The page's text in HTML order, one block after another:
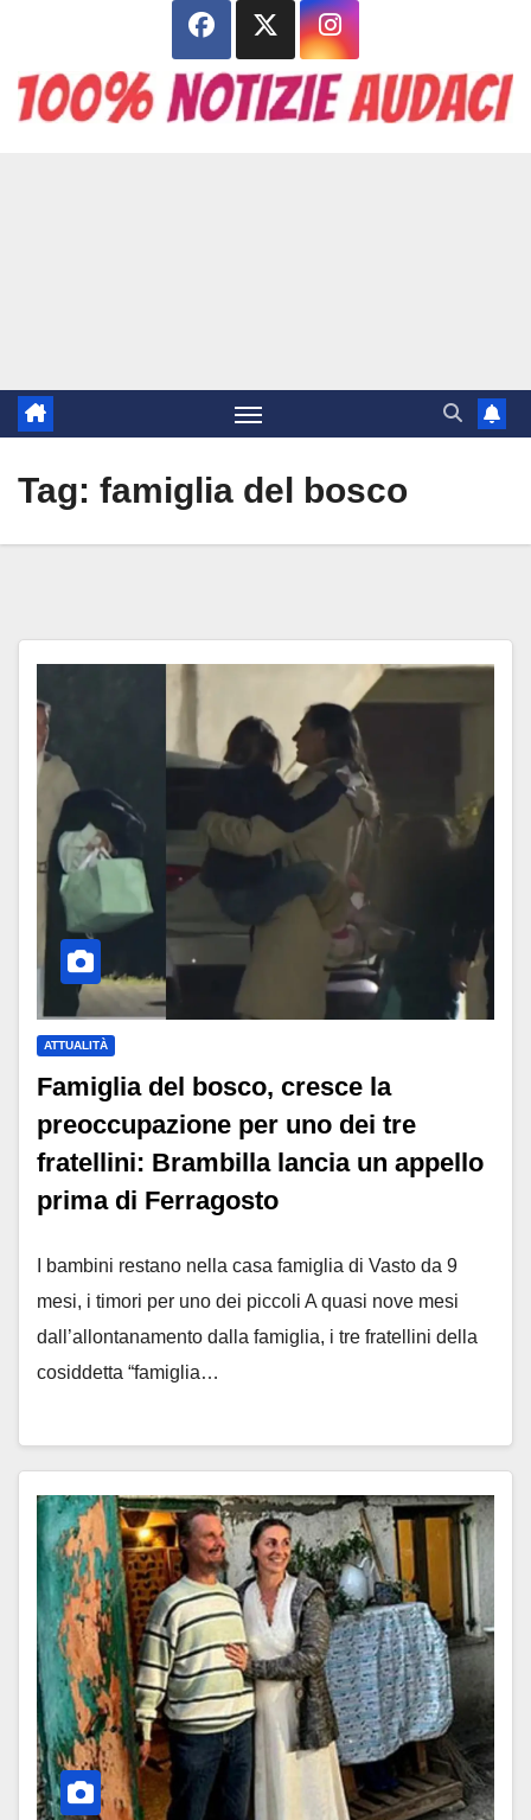
contenuto
Tag: famiglia del bosco
ATTUALITÀ
Famiglia del bosco, cresce la
preoccupazione per uno dei tre
fratellini: Brambilla lancia un appello
prima di Ferragosto
I bambini restano nella casa famiglia di Vasto da 9
mesi, i timori per uno dei piccoli A quasi nove mesi
dall’allontanamento dalla famiglia, i tre fratellini della
cosiddetta “famiglia…